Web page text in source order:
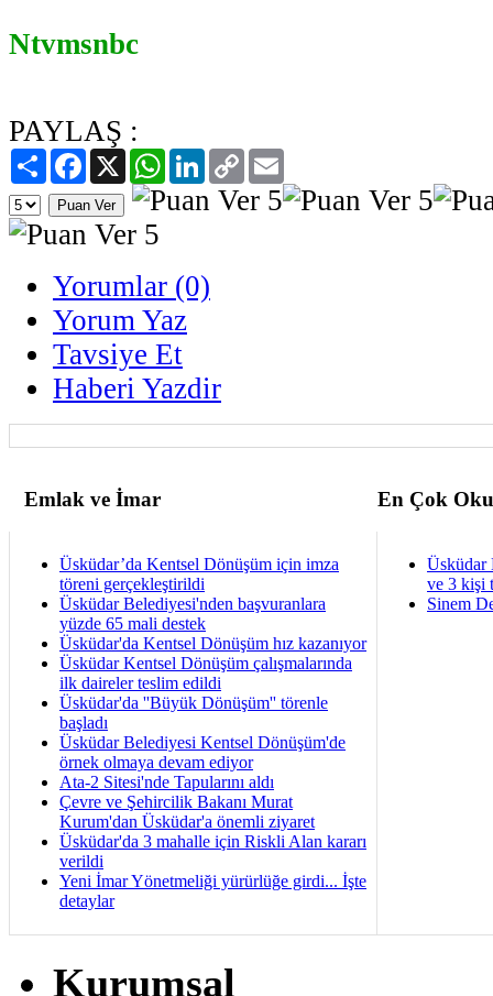
Ntvmsnbc
PAYLAŞ :
PaylaşFacebook
X WhatsAppLinkedIn
Copy
Link
Yorumlar (0)
Yorum Yaz
Tavsiye Et
Haberi Yazdir
Emlak ve İmar En Çok
Üsküdar’da Kentsel Dönüşüm için imza
töreni gerçekleştirildi
Üsküdar Belediyesi'nden başvuranlara
yüzde 65 mali destek
Üsküdar'da Kentsel Dönüşüm hız kazanıyor
Üsküdar Kentsel Dönüşüm çalışmalarında
ilk daireler teslim edildi
Üsküdar'da ''Büyük Dönüşüm'' törenle
başladı
Üsküdar Belediyesi Kentsel Dönüşüm'de
örnek olmaya devam ediyor
Ata-2 Sitesi'nde Tapularını aldı
Çevre ve Şehircilik Bakanı Murat
Kurum'dan Üsküdar'a önemli ziyaret
Üsküdar'da 3 mahalle için Riskli Alan kararı
verildi
Yeni İmar Yönetmeliği yürürlüğe girdi... İşte
detaylar
Üsküdar
ve 3 kişi
Sinem
Kurumsal